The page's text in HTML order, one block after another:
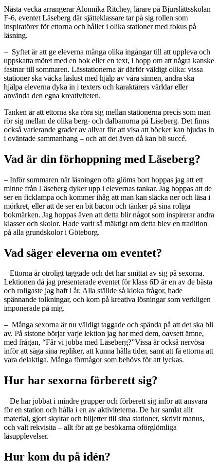
Nästa vecka arrangerar Alonnika Ritchey, lärare på Bjurslättsskolan
F-6, eventet Läseberg där sjätteklassare tar på sig rollen som
inspiratörer för ettorna och håller i olika stationer med fokus på
läsning.
– Syftet är att ge eleverna många olika ingångar till att uppleva och
uppskatta mötet med en bok eller en text, i hopp om att några kanske
fastnar till sommaren. Lässtationerna är därför väldigt olika: vissa
stationer ska väcka läslust med hjälp av våra sinnen, andra ska
hjälpa eleverna dyka in i texters och karaktärers världar eller
använda den egna kreativiteten.
Tanken är att ettorna ska röra sig mellan stationerna precis som man
rör sig mellan de olika berg- och dalbanorna på Liseberg. Det finns
också varierande grader av allvar för att visa att böcker kan bjudas in
i oväntade sammanhang – och att det även då kan bli succé.
Vad är din förhoppning med Läseberg?
– Inför sommaren när läsningen ofta glöms bort hoppas jag att ett
minne från Läseberg dyker upp i elevernas tankar. Jag hoppas att de
ser en ficklampa och kommer ihåg att man kan släcka ner och läsa i
mörkret, eller att de ser en bit bacon och tänker på sina roliga
bokmärken. Jag hoppas även att detta blir något som inspirerar andra
klasser och skolor. Hade varit så mäktigt om detta blev en tradition
på alla grundskolor i Göteborg.
Vad säger eleverna om eventet?
– Ettorna är otroligt taggade och det har smittat av sig på sexorna.
Lektionen då jag presenterade eventet för klass 6D är en av de bästa
och roligaste jag haft i år. Alla ställde så kloka frågor, hade
spännande tolkningar, och kom på kreativa lösningar som verkligen
imponerade på mig.
– Många sexorna är nu väldigt taggade och spända på att det ska bli
av. På sistone börjar varje lektion jag har med dem, oavsett ämne,
med frågan, “Får vi jobba med Läseberg?”Vissa är också nervösa
inför att säga sina repliker, att kunna hålla tider, samt att få ettorna att
vara delaktiga. Många förmågor som behövs för att lyckas.
Hur har sexorna förberett sig?
– De har jobbat i mindre grupper och förberett sig inför att ansvara
för en station och hålla i en av aktiviteterna. De har samlat allt
material, gjort skyltar och biljetter till sina stationer, skrivit manus,
och valt rekvisita – allt för att ge besökarna oförglömliga
läsupplevelser.
Hur kom du på idén?